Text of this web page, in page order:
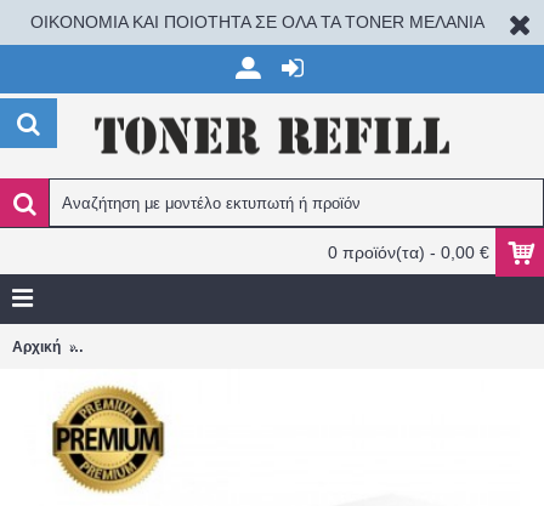
ΟΙΚΟΝΟΜΙΑ ΚΑΙ ΠΟΙΟΤΗΤΑ ΣΕ ΟΛΑ ΤΑ TONER ΜΕΛΑΝΙΑ
0 προϊόν(τα) - 0,00 €
Αρχική